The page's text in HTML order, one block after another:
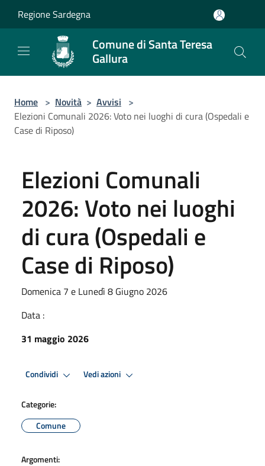
Regione Sardegna
Comune di Santa Teresa
Gallura
Home > Novità > Avvisi >
Elezioni Comunali 2026: Voto nei luoghi di cura (Ospedali e
Case di Riposo)
Elezioni Comunali
2026: Voto nei luoghi
di cura (Ospedali e
Case di Riposo)
Domenica 7 e Lunedì 8 Giugno 2026
Data :
31 maggio 2026
Condividi Vedi azioni
Categorie:
Comune
Argomenti: